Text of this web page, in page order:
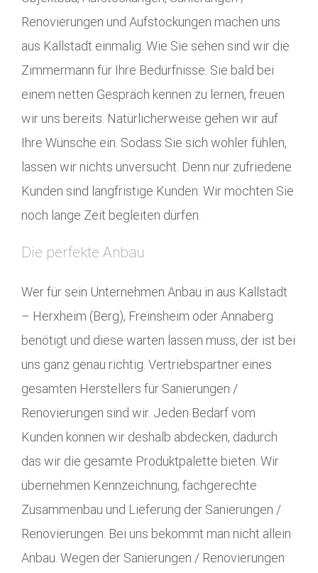
Renovierungen und Aufstockungen machen uns
aus Kallstadt einmalig. Wie Sie sehen sind wir die
Zimmermann für Ihre Bedürfnisse. Sie bald bei
einem netten Gespräch kennen zu lernen, freuen
wir uns bereits. Natürlicherweise gehen wir auf
Ihre Wünsche ein. Sodass Sie sich wohler fühlen,
lassen wir nichts unversucht. Denn nur zufriedene
Kunden sind langfristige Kunden. Wir möchten Sie
noch lange Zeit begleiten dürfen.
Die perfekte Anbau
Wer für sein Unternehmen Anbau in aus Kallstadt
– Herxheim (Berg), Freinsheim oder Annaberg
benötigt und diese warten lassen muss, der ist bei
uns ganz genau richtig. Vertriebspartner eines
gesamten Herstellers für Sanierungen /
Renovierungen sind wir. Jeden Bedarf vom
Kunden können wir deshalb abdecken, dadurch
das wir die gesamte Produktpalette bieten. Wir
übernehmen Kennzeichnung, fachgerechte
Zusammenbau und Lieferung der Sanierungen /
Renovierungen. Bei uns bekommt man nicht allein
Anbau. Wegen der Sanierungen / Renovierungen